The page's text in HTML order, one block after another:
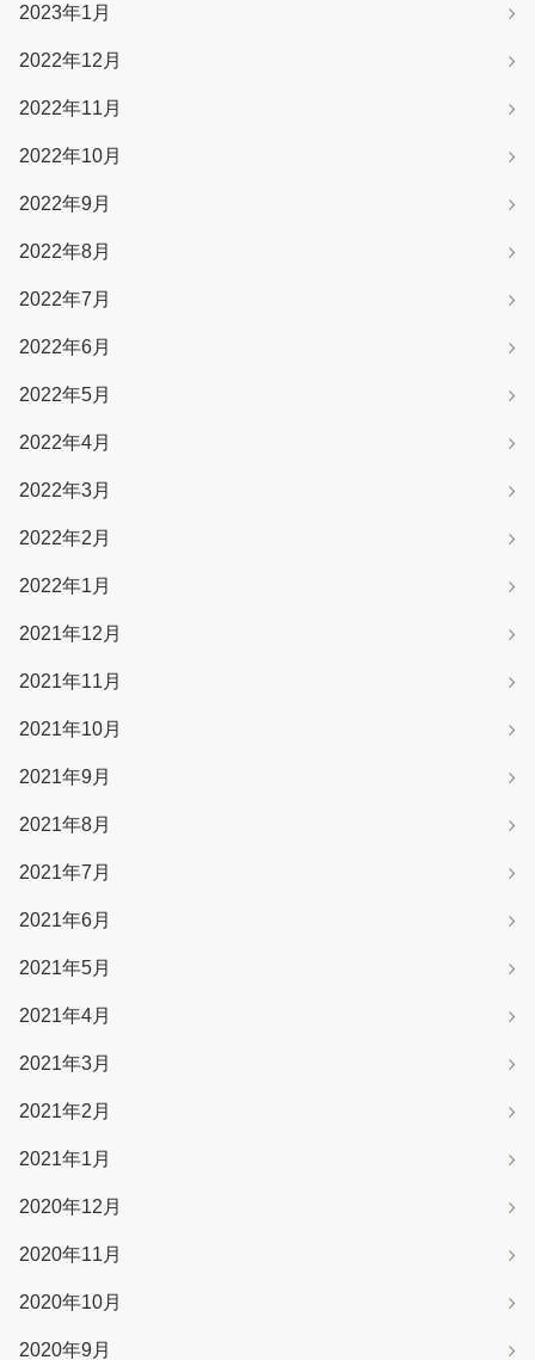
2023年1月
2022年12月
2022年11月
2022年10月
2022年9月
2022年8月
2022年7月
2022年6月
2022年5月
2022年4月
2022年3月
2022年2月
2022年1月
2021年12月
2021年11月
2021年10月
2021年9月
2021年8月
2021年7月
2021年6月
2021年5月
2021年4月
2021年3月
2021年2月
2021年1月
2020年12月
2020年11月
2020年10月
2020年9月